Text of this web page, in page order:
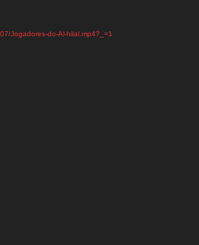
Jogadores-do-Al-hilal.mp4?_=1